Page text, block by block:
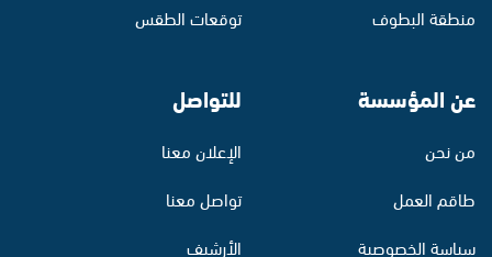
منطقة البطوف
توقعات الطقس
عن المؤسسة
من نحن
طاقم العمل
سياسة الخصوصية
للتواصل
الإعلان معنا
تواصل معنا
الأرشيف